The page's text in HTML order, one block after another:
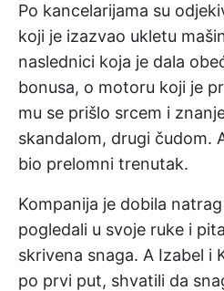
Po kancelarijama su
koji je izazvao ukletu
naslednici koja je dala
bonusa, o motoru koji je
mu se prišlo srcem i
skandalom, drugi čudom.
bio prelomni trenutak.
Kompanija je dobila
pogledali u svoje ruke i
skrivena snaga. A Izabel i
po prvi put, shvatili da